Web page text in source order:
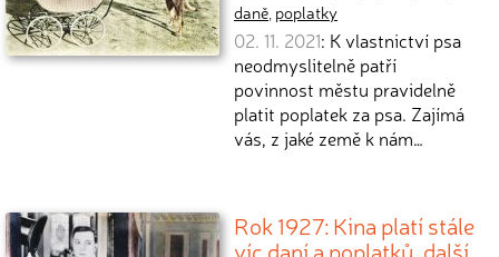
daně, poplatky
02. 11. 2021: K vlastnictví psa
neodmyslitelně patří
povinnost městu pravidelně
platit poplatek za psa. Zajímá
vás, z jaké země k nám…
Rok 1927: Kina platí stále
víc daní a poplatků, další